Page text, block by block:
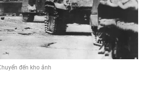
đến kho ảnh